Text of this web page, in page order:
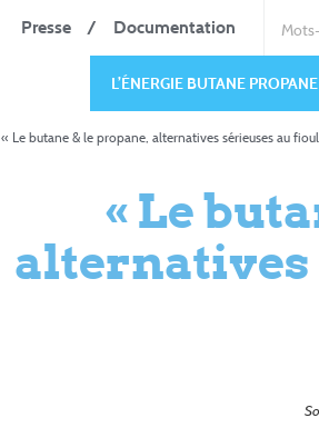
Presse Documentation
L’ÉNERGIE BUTANE PROPANE
« Le butane & le propane, alternatives sérieuses au
« Le
alternatives